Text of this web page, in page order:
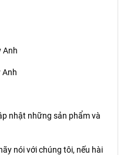
Anh
Anh
nhật những sản phẩm và
nói với chúng tôi, nếu hài